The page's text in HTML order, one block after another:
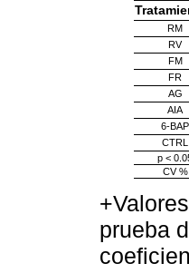
RM
RV
FM
FR
AG
AIA
6-BAP
CTRL
p <
CV %
prueba